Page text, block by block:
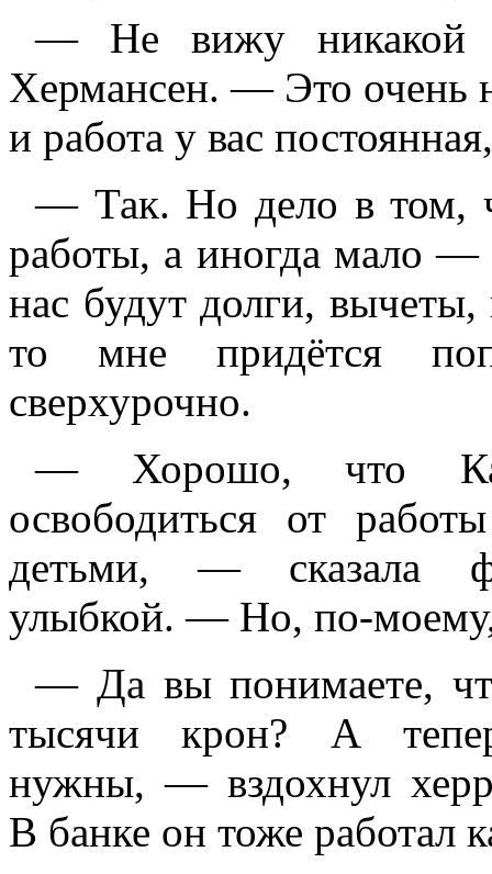
— Не вижу никакой
Хермансен. — Это очень
и работа у вас
— Так. Но дело в том,
работы, а иногда мало
нас будут долги,
то мне придётся
сверхурочно.
— Хорошо, что
освободиться от
детьми, — сказала
улыбкой. — Но, по-
— Да вы понимаете,
тысячи крон? А
нужны, — вздохнул
В банке он тоже работал